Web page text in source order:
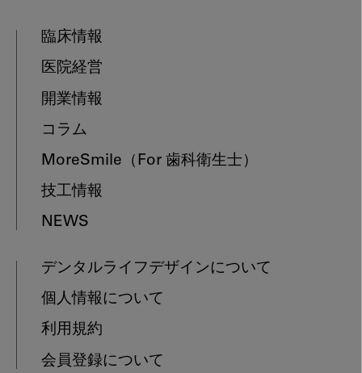
臨床情報
医院経営
開業情報
コラム
MoreSmile （For 歯科衛生士）
技工情報
NEWS
デンタルライフデザインについて
個人情報について
利用規約
会員登録について